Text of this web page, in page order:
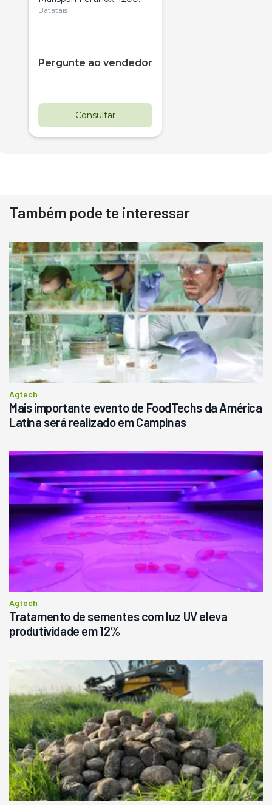
Citrus
Batatais
Pergunte ao vendedor
Consultar
Destaque
Usado
Pá Carregadeira Cat 966
Ano 1987
Londrina
R$ 145.000
Consultar
Também pode te interessar
Agtech
Mais importante evento de FoodTechs da América
Latina será realizado em Campinas
Agtech
Tratamento de sementes com luz UV eleva
produtividade em 12%